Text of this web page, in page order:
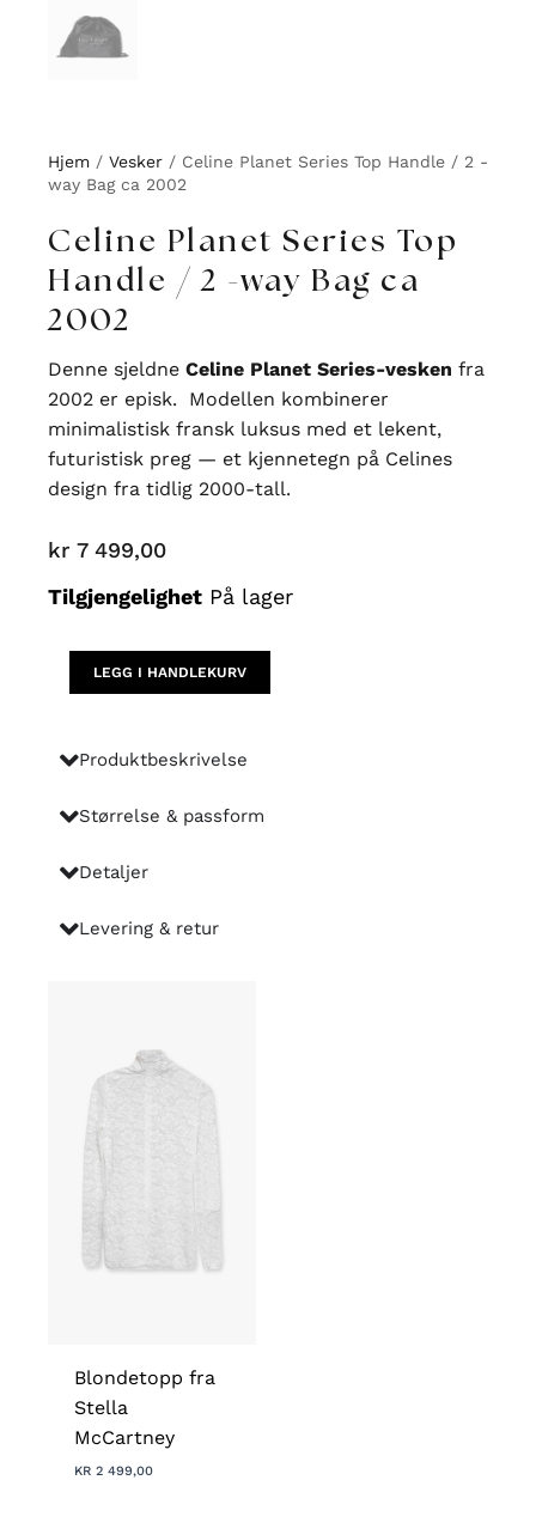
Hjem / Vesker / Celine Planet Series Top Handle / 2 -
way Bag ca 2002
Celine Planet Series Top
Handle / 2 -way Bag ca
2002
Denne sjeldne Celine Planet Series-vesken fra
2002 er episk. Modellen kombinerer
minimalistisk fransk luksus med et lekent,
futuristisk preg — et kjennetegn på Celines
design fra tidlig 2000-tall.
kr 7 499,00
Tilgjengelighet På lager
Celine
Handle
Bag
2002
LEGG I HANDLEKURV
Produktbeskrivelse
Størrelse & passform
Detaljer
Levering & retur
Blondetopp fra
Stella
McCartney
KR2 499,00